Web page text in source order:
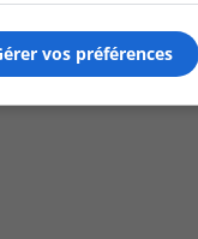
vos préférences